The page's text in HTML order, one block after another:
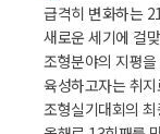
급격히 변화하는
새로운 세기에 걸
조형분야의 지평
육성하고자는 취
조형실기대회의